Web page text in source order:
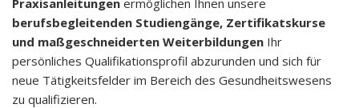
Praxisanleitungen ermöglichen Ihnen unsere
berufsbegleitenden Studiengänge, Zertifikatskurse
und maßgeschneiderten Weiterbildungen Ihr
persönliches Qualifikationsprofil abzurunden und sich für
neue Tätigkeitsfelder im Bereich des Gesundheitswesens
zu qualifizieren.